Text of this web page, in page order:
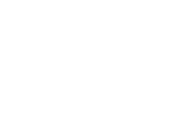
l’USMA qualifiée pour les quarts de